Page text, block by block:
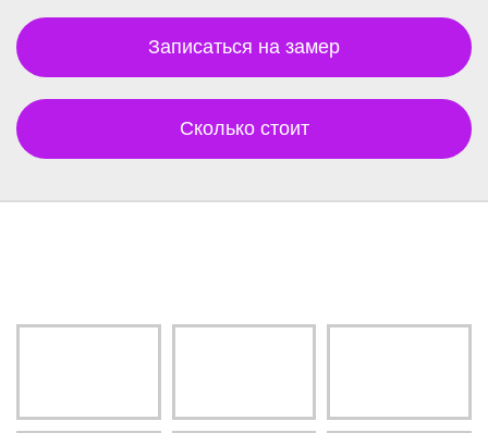
Записаться на замер
Сколько стоит